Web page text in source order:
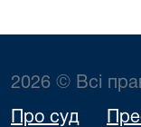
2026 © Всі
Про суд